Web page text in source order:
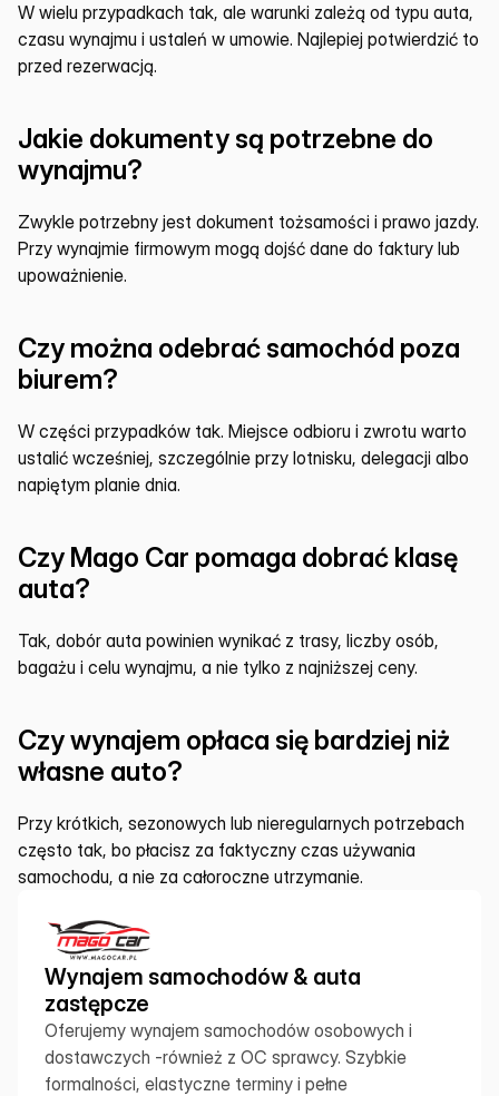
W wielu przypadkach tak, ale warunki zależą od typu auta,
czasu wynajmu i ustaleń w umowie. Najlepiej potwierdzić to
przed rezerwacją.
Jakie dokumenty są potrzebne do
wynajmu?
Zwykle potrzebny jest dokument tożsamości i prawo jazdy.
Przy wynajmie firmowym mogą dojść dane do faktury lub
upoważnienie.
Czy można odebrać samochód poza
biurem?
W części przypadków tak. Miejsce odbioru i zwrotu warto
ustalić wcześniej, szczególnie przy lotnisku, delegacji albo
napiętym planie dnia.
Czy Mago Car pomaga dobrać klasę
auta?
Tak, dobór auta powinien wynikać z trasy, liczby osób,
bagażu i celu wynajmu, a nie tylko z najniższej ceny.
Czy wynajem opłaca się bardziej niż
własne auto?
Przy krótkich, sezonowych lub nieregularnych potrzebach
często tak, bo płacisz za faktyczny czas używania
samochodu, a nie za całoroczne utrzymanie.
Wynajem samochodów & auta
zastępcze
Oferujemy wynajem samochodów osobowych i
dostawczych -również z OC sprawcy. Szybkie
formalności, elastyczne terminy i pełne